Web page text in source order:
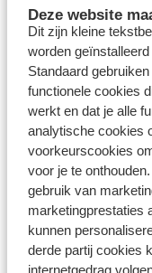
Deze website
Dit zijn kleine
worden
Standaard
functionele cookies
werkt en dat je alle
analytische cookies
voorkeurscookies
voor je te
gebruik van
marketingprestaties
kunnen
derde partij cookies
internetgedrag
Geluidsoverlast
niet te voorkomen.
plaatsvinden in de
tijd te informeren.
de
Het kan helaas
zijn die overlast
invloed op. Het kan
of onbewust) voor
het management
verzoeken jouw
blijven bestaan